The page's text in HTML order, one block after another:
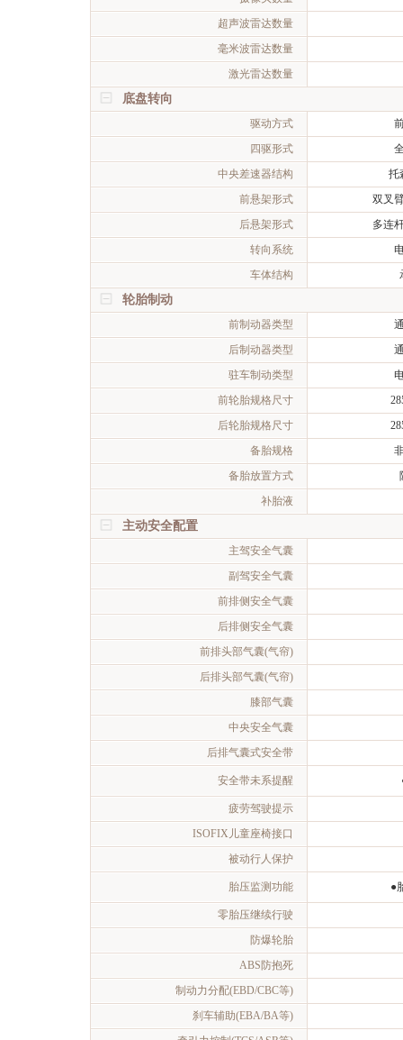
超声波雷达数量
毫米波雷达数量
激光雷达数量
底盘转向
驱动方式
四驱形式
中央差速器结构
托
前悬架形式
双叉
后悬架形式
多连
转向系统
车体结构
轮胎制动
前制动器类型
后制动器类型
驻车制动类型
前轮胎规格尺寸
后轮胎规格尺寸
备胎规格
备胎放置方式
补胎液
主动安全配置
主驾安全气囊
副驾安全气囊
前排侧安全气囊
后排侧安全气囊
前排头部气囊(气帘)
后排头部气囊(气帘)
膝部气囊
中央安全气囊
后排气囊式安全带
安全带未系提醒
疲劳驾驶提示
ISOFIX儿童座椅接口
被动行人保护
胎压监测功能 ●
零胎压继续行驶
防爆轮胎
ABS防抱死
制动力分配(EBD/CBC等)
刹车辅助(EBA/BA等)